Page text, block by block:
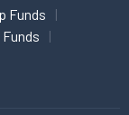
Funds
Funds